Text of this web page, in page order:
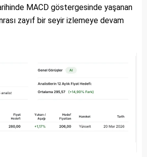
MACD göstergesinde yaşanan
zayıf bir seyir izlemeye devam